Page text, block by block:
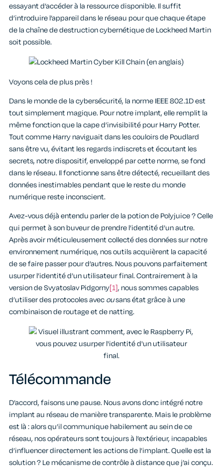
essayant d’accéder à la ressource disponible. Il suffit
d’introduire l’appareil dans le réseau pour que chaque étape
de la chaîne de destruction cybernétique de Lockheed Martin
soit possible.
Voyons cela de plus près !
Dans le monde de la cybersécurité, la norme IEEE 802.1D est
tout simplement magique. Pour notre implant, elle remplit la
même fonction que la cape d’invisibilité pour Harry Potter.
Tout comme Harry naviguait dans les couloirs de Poudlard
sans être vu, évitant les regards indiscrets et écoutant les
secrets, notre dispositif, enveloppé par cette norme, se fond
dans le réseau. Il fonctionne sans être détecté, recueillant des
données inestimables pendant que le reste du monde
numérique reste inconscient.
Avez-vous déjà entendu parler de la potion de Polyjuice ? Celle
qui permet à son buveur de prendre l’identité d’un autre.
Après avoir méticuleusement collecté des données sur notre
environnement numérique, nos outils acquièrent la capacité
de se faire passer pour d’autres. Nous pouvons parfaitement
usurper l’identité d’un utilisateur final. Contrairement à la
version de Svyatoslav Pidgorny[1], nous sommes capables
d’utiliser des protocoles avecousans état grâce à une
combinaison de routage et de natting.
Télécommande
D’accord, faisons une pause. Nous avons donc intégré notre
implant au réseau de manière transparente. Mais le problème
est là : alors qu’il communique habilement au sein de ce
réseau, nos opérateurs sont toujours à l’extérieur, incapables
d’influencer directement les actions de l’implant. Quelle est la
solution ? Le mécanisme de contrôle à distance que j’ai conçu.